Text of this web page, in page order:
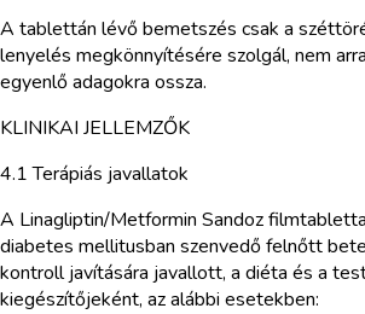
A tablettán lévő bemetszés csak a
lenyelés megkönnyítésére szolgál, nem
egyenlő adagokra ossza.
KLINIKAI JELLEMZŐK
4.1 Terápiás javallatok
A Linagliptin/Metformin Sandoz
diabetes mellitusban szenvedő felnőtt
kontroll javítására javallott, a diéta és a
kiegészítőjeként, az alábbi esetekben: